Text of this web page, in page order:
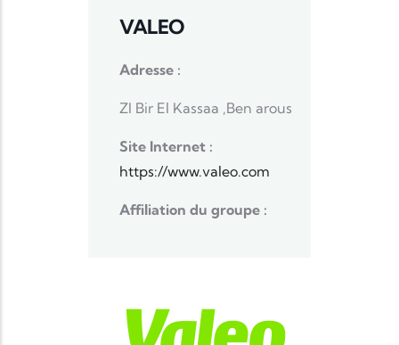
VALEO
Adresse :
ZI Bir El Kassaa ,Ben arous​
Site Internet :
https://www.valeo.com
Affiliation du groupe :